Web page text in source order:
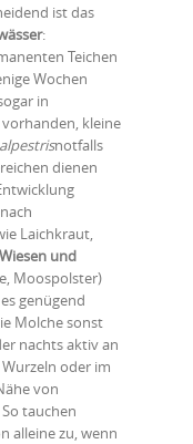
ist das
:
Teichen
Wochen
in
kleine
notfalls
dienen
Laichkraut,
und
Moospolster)
genügend
Molche sonst
nachts aktiv an
oder im
von
tauchen
alleine zu, wenn